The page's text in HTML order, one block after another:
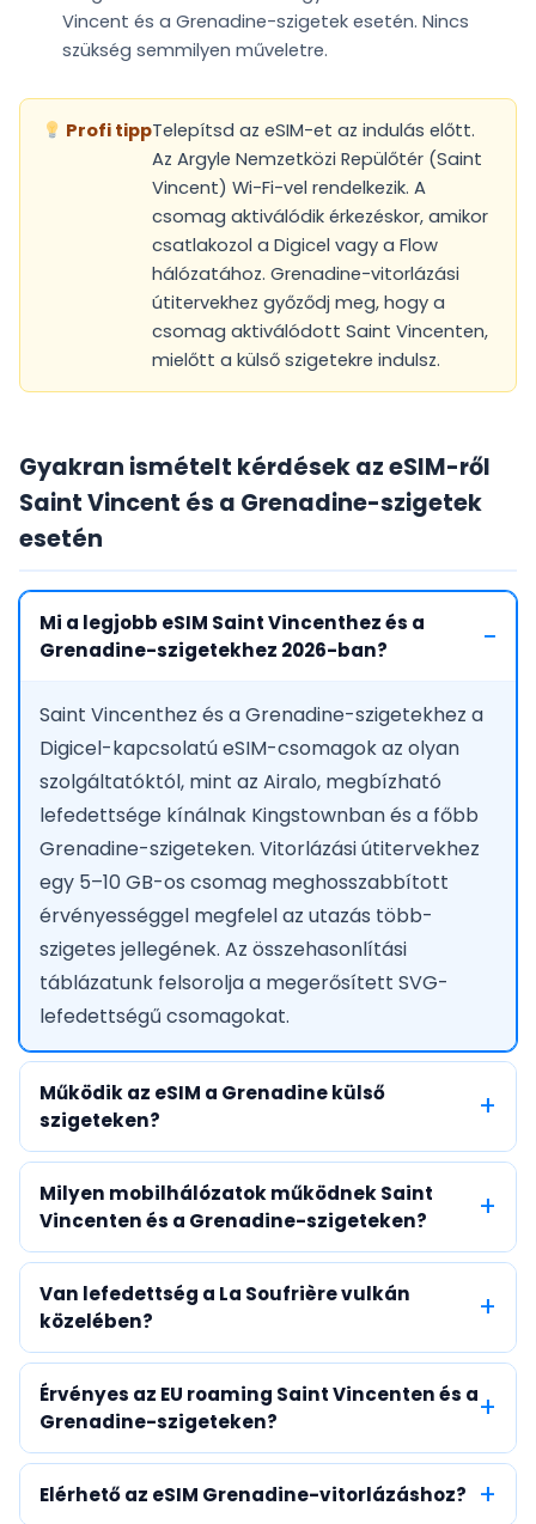
Vincent és a Grenadine-szigetek esetén. Nincs
szükség semmilyen műveletre.
Profi tippTelepítsd az eSIM-et az indulás előtt.
Az Argyle Nemzetközi Repülőtér (Saint
Vincent) Wi-Fi-vel rendelkezik. A
csomag aktiválódik érkezéskor, amikor
csatlakozol a Digicel vagy a Flow
hálózatához. Grenadine-vitorlázási
útitervekhez győződj meg, hogy a
csomag aktiválódott Saint Vincenten,
mielőtt a külső szigetekre indulsz.
Gyakran ismételt kérdések az eSIM-ről
Saint Vincent és a Grenadine-szigetek
esetén
Mi a legjobb eSIM Saint Vincenthez és a
Grenadine-szigetekhez 2026-ban?
Saint Vincenthez és a Grenadine-szigetekhez a
Digicel-kapcsolatú eSIM-csomagok az olyan
szolgáltatóktól, mint az Airalo, megbízható
lefedettsége kínálnak Kingstownban és a főbb
Grenadine-szigeteken. Vitorlázási útitervekhez
egy 5–10 GB-os csomag meghosszabbított
érvényességgel megfelel az utazás több-
szigetes jellegének. Az összehasonlítási
táblázatunk felsorolja a megerősített SVG-
lefedettségű csomagokat.
Működik az eSIM a Grenadine külső
szigeteken?
Milyen mobilhálózatok működnek Saint
Vincenten és a Grenadine-szigeteken?
Van lefedettség a La Soufrière vulkán
közelében?
Érvényes az EU roaming Saint Vincenten és a
Grenadine-szigeteken?
Elérhető az eSIM Grenadine-vitorlázáshoz?